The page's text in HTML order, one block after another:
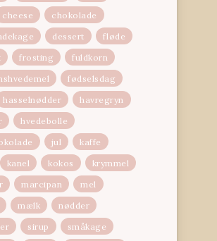
cheese
chokolade
dessert
fløde
frosting
fuldkorn
fødselsdag
hasselnødder
havregryn
hvedebolle
jul
kaffe
kanel kokos
krymmel
marcipan
mel
mælk
nødder
sirup
småkage